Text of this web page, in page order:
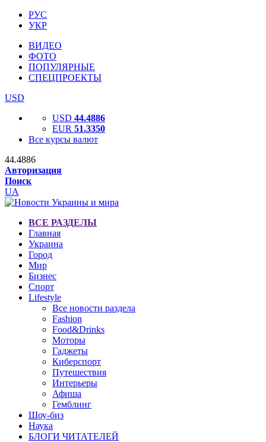
РУС
УКР
ВИДЕО
ФОТО
ПОПУЛЯРНЫЕ
СПЕЦПРОЕКТЫ
USD
USD 44.4886
EUR 51.3350
Все курсы валют
44.4886
Авторизация
Поиск
UA
ВСЕ РАЗДЕЛЫ
Главная
Украина
Город
Мир
Бизнес
Спорт
Lifestyle
Все новости раздела
Fashion
Food&Drinks
Моторы
Гаджеты
Киберспорт
Путешествия
Интерьеры
Афиша
Гемблинг
Шоу-биз
Наука
БЛОГИ ЧИТАТЕЛЕЙ